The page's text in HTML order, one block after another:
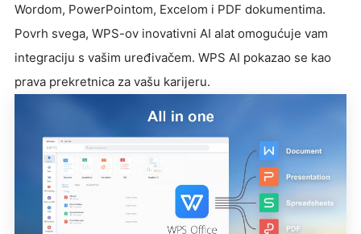
Wordom, PowerPointom, Excelom i PDF dokumentima.
Povrh svega, WPS-ov inovativni AI alat omogućuje vam
integraciju s vašim uređivačem. WPS AI pokazao se kao
prava prekretnica za vašu karijeru.